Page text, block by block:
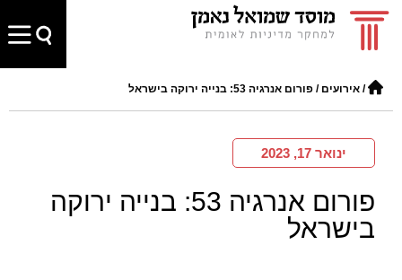
/ אירועים / פורום אנרגיה 53: בנייה ירוקה בישראל
ינואר 17, 2023
פורום אנרגיה 53: בנייה ירוקה
בישראל